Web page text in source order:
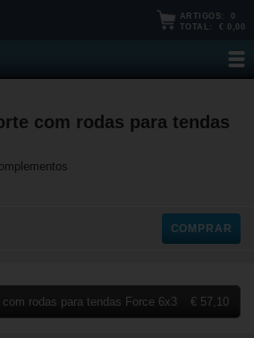
ARTIGOS: 0
TOTAL: € 0,00
com rodas para tendas
COMPRAR
rodas para tendas Force 6x3 € 57,10